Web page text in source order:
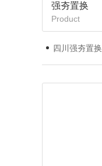
强夯置换
Product
四川强夯置换